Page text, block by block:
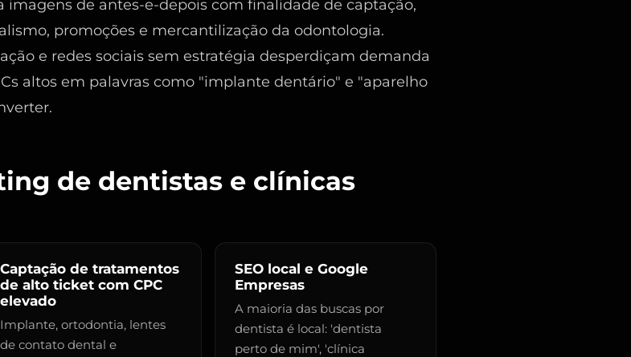
imagens de antes-e-depois com finalidade de captação,
promoções e mercantilização da odontologia.
e redes sociais sem estratégia desperdiçam demanda
altos em palavras como "implante dentário" e "aparelho
de dentistas e clínicas
Captação de tratamentos
de alto ticket com CPC
elevado
Implante, ortodontia, lentes
de contato dental e
SEO local e Google
Empresas
A maioria das buscas por
dentista é local: 'dentista
perto de mim', 'clínica